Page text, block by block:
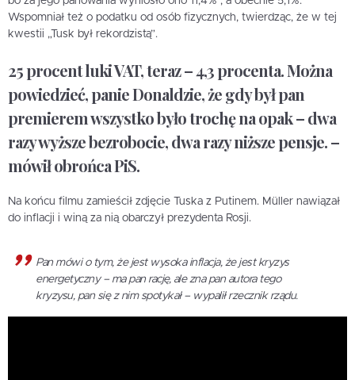
Wspomniał też o podatku od osób fizycznych, twierdząc, że w tej
kwestii „Tusk był rekordzistą”.
25 procent luki VAT, teraz – 4,3 procenta. Można
powiedzieć, panie Donaldzie, że gdy był pan
premierem wszystko było trochę na opak – dwa
razy wyższe bezrobocie, dwa razy niższe pensje. –
mówił obrońca PiS.
Na końcu filmu zamieścił zdjęcie Tuska z Putinem. Müller nawiązał
do inflacji i winą za nią obarczył prezydenta Rosji.
Pan mówi o tym, że jest wysoka inflacja, że jest kryzys
energetyczny – ma pan rację, ale zna pan autora tego
kryzysu, pan się z nim spotykał – wypalił rzecznik rządu.